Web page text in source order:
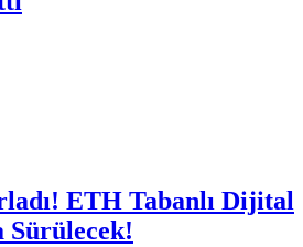
ETH Tabanlı Dijital
Sürülecek!